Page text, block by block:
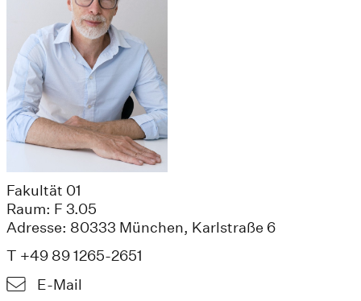
Fakultät 01
Raum: F 3.05
Adresse: 80333 München, Karlstraße 6
T +49 89 1265-2651
E-Mail